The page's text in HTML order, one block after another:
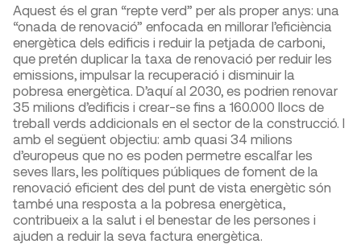
Aquest és el gran “repte verd” per als proper anys: una
“onada de renovació” enfocada en millorar l’eficiència
energètica dels edificis i reduir la petjada de carboni,
que pretén duplicar la taxa de renovació per reduir les
emissions, impulsar la recuperació i disminuir la
pobresa energètica. D’aquí al 2030, es podrien renovar
35 milions d’edificis i crear-se fins a 160.000 llocs de
treball verds addicionals en el sector de la construcció. I
amb el següent objectiu: amb quasi 34 milions
d’europeus que no es poden permetre escalfar les
seves llars, les polítiques públiques de foment de la
renovació eficient des del punt de vista energètic són
també una resposta a la pobresa energètica,
contribueix a la salut i el benestar de les persones i
ajuden a reduir la seva factura energètica.